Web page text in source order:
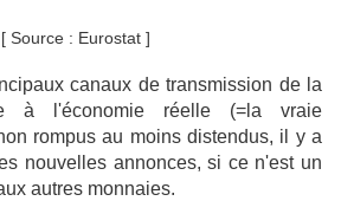
[ Source : Eurostat ]
canaux de transmission de la
à l'économie réelle (=la vraie
rompus au moins distendus, il y a
nouvelles annonces, si ce n'est un
autres monnaies.